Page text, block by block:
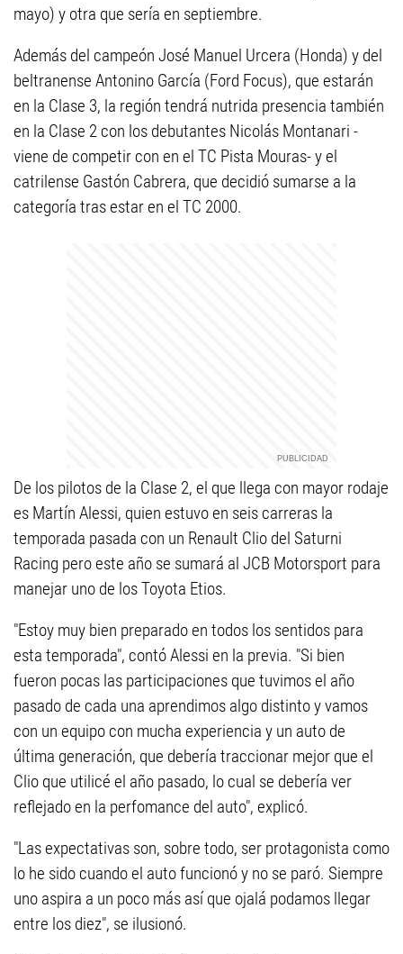
mayo) y otra que sería en septiembre.
Además del campeón José Manuel Urcera (Honda) y del
beltranense Antonino García (Ford Focus), que estarán
en la Clase 3, la región tendrá nutrida presencia también
en la Clase 2 con los debutantes Nicolás Montanari -
viene de competir con en el TC Pista Mouras- y el
catrilense Gastón Cabrera, que decidió sumarse a la
categoría tras estar en el TC 2000.
De los pilotos de la Clase 2, el que llega con mayor rodaje
es Martín Alessi, quien estuvo en seis carreras la
temporada pasada con un Renault Clio del Saturni
Racing pero este año se sumará al JCB Motorsport para
manejar uno de los Toyota Etios.
"Estoy muy bien preparado en todos los sentidos para
esta temporada", contó Alessi en la previa. "Si bien
fueron pocas las participaciones que tuvimos el año
pasado de cada una aprendimos algo distinto y vamos
con un equipo con mucha experiencia y un auto de
última generación, que debería traccionar mejor que el
Clio que utilicé el año pasado, lo cual se debería ver
reflejado en la perfomance del auto", explicó.
"Las expectativas son, sobre todo, ser protagonista como
lo he sido cuando el auto funcionó y no se paró. Siempre
uno aspira a un poco más así que ojalá podamos llegar
entre los diez", se ilusionó.